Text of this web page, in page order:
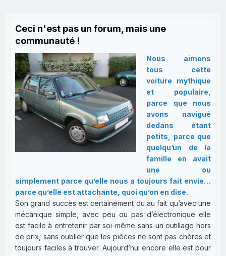
Ceci n'est pas un forum, mais une
communauté !
Nous aimons
tous cette
voiture mythique
et populaire,
parce que nous
avons navigué
dedans étant
petits, parce que
quelqu’un de la
famille en avait
une ou
simplement parce qu’elle nous a toujours fait envie…
parce qu’elle est attachante, quoi qu’on en dise.
Son grand succès est certainement du au fait qu’avec une
mécanique simple, avec peu ou pas d’électronique elle
est facile à entretenir par soi-même sans un outillage hors
de prix, sans oublier que les pièces ne sont pas chères et
toujours faciles à trouver. Aujourd’hui encore elle est pour